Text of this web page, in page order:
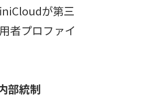
が第三
者プロファイ
部統制